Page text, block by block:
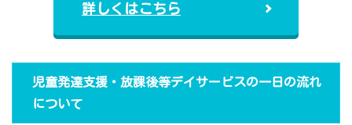
詳しくはこちら
児童発達支援・放課後等デイサービスの一日の流れ
について